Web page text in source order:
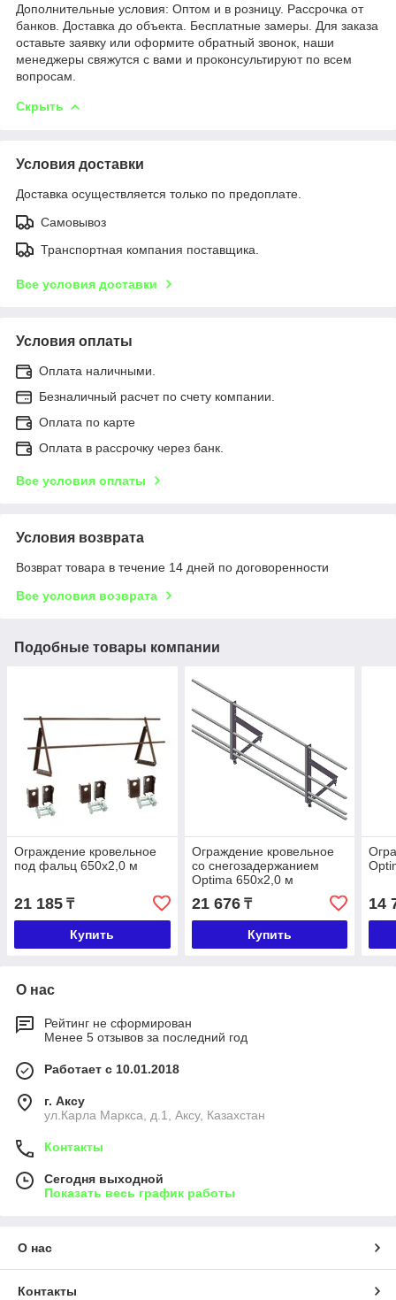
Дополнительные условия: Оптом и в розницу. Рассрочка от
банков. Доставка до объекта. Бесплатные замеры. Для заказа
оставьте заявку или оформите обратный звонок, наши
менеджеры свяжутся с вами и проконсультируют по всем
вопросам.
Скрыть
Условия доставки
Доставка осуществляется только по предоплате.
Самовывоз
Транспортная компания поставщика.
Все условия доставки
Условия оплаты
Оплата наличными.
Безналичный расчет по счету компании.
Оплата по карте
Оплата в рассрочку через банк.
Все условия оплаты
Условия возврата
Возврат товара в течение 14 дней по договоренности
Все условия возврата
Подобные товары компании
Ограждение кровельное
под фальц 650х2,0 м
21 185 ₸
Купить
Ограждение кровельное
со снегозадержанием
Optima 650х2,0 м
21 676₸
Купить
14
О нас
Рейтинг не сформирован
Менее 5 отзывов за последний год
Работает с 10.01.2018
г. Аксу
ул.Карла Маркса, д.1, Аксу, Казахстан
Контакты
Сегодня выходной
Показать весь график работы
О нас
Контакты